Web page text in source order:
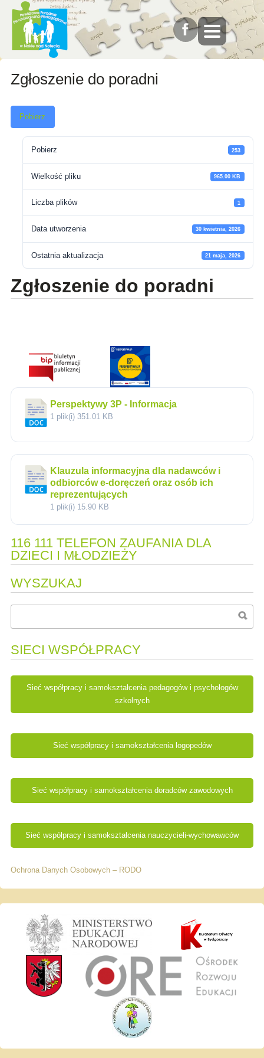
Zgłoszenie do poradni
Pobierz
Pobierz 253
Wielkość pliku 965.00 KB
Liczba plików 1
Data utworzenia 30 kwietnia, 2026
Ostatnia aktualizacja 21 maja, 2026
Zgłoszenie do poradni
Perspektywy 3P - Informacja
1 plik(i) 351.01 KB
Klauzula informacyjna dla nadawców i
odbiorców e-doręczeń oraz osób ich
reprezentujących
1 plik(i) 15.90 KB
116 111 TELEFON ZAUFANIA DLA
DZIECI I MŁODZIEŻY
WYSZUKAJ
SIECI WSPÓŁPRACY
Sieć współpracy i samokształcenia pedagogów i psychologów
szkolnych
Sieć współpracy i samokształcenia logopedów
Sieć współpracy i samokształcenia doradców zawodowych
Sieć współpracy i samokształcenia nauczycieli-wychowawców
Ochrona Danych Osobowych – RODO